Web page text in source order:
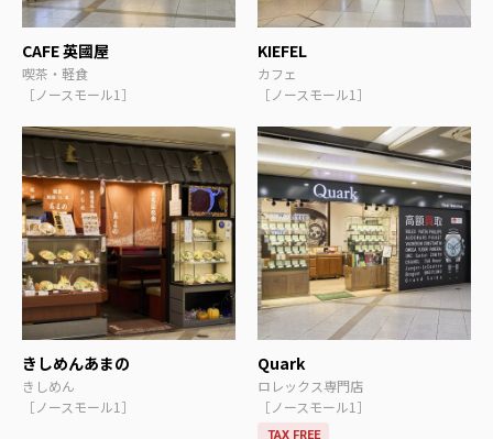
CAFE 英國屋
喫茶・軽食
［ノースモール1］
KIEFEL
カフェ
［ノースモール1］
きしめんあまの
きしめん
［ノースモール1］
Quark
ロレックス専門店
［ノースモール1］
TAX FREE